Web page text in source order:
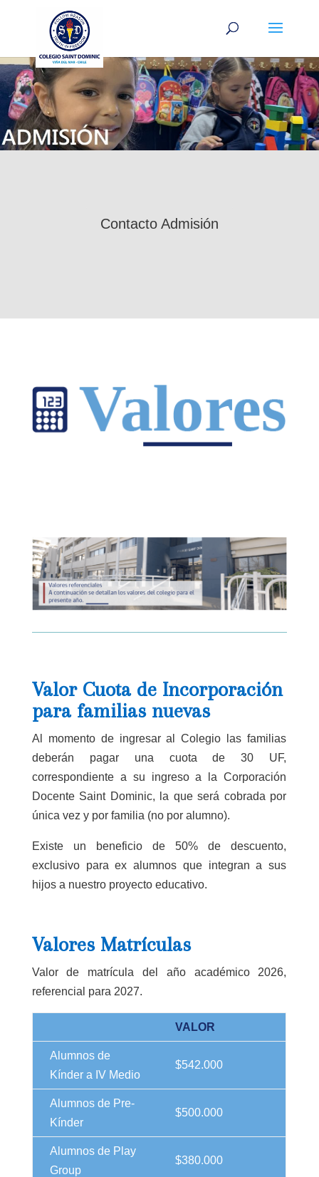
Contacto Admisión
Valor Cuota de Incorporación
para familias nuevas
Al momento de ingresar al Colegio las familias
deberán pagar una cuota de 30 UF,
correspondiente a su ingreso a la Corporación
Docente Saint Dominic, la que será cobrada por
única vez y por familia (no por alumno).
Existe un beneficio de 50% de descuento,
exclusivo para ex alumnos que integran a sus
hijos a nuestro proyecto educativo.
Valores Matrículas
Valor de matrícula del año académico 2026,
referencial para 2027.
VALOR
Alumnos de
Kínder a IV Medio
$542.000
Alumnos de Pre-
Kínder
$500.000
Alumnos de Play
Group
$380.000